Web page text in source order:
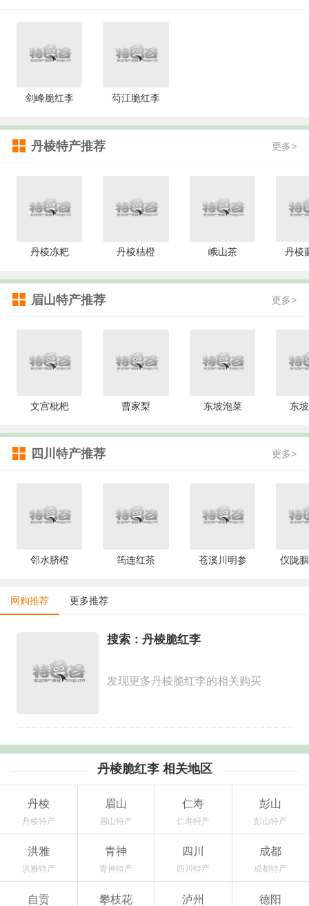
剑峰脆红李 芶江脆红李
丹棱特产推荐 更多>
丹棱冻粑 丹棱桔橙 峨山茶 丹棱
眉山特产推荐 更多>
文宫枇杷 曹家梨 东坡泡菜 东
四川特产推荐 更多>
邻水脐橙 筠连红茶 苍溪川明参 仪陇
网购推荐 更多推荐
搜索：丹棱脆红李
发现更多丹棱脆红李的相关购买
丹棱脆红李 相关地区
丹棱
丹棱特产
眉山
眉山特产
仁寿
仁寿特产
彭山
彭山特产
洪雅
洪雅特产
青神
青神特产
四川
四川特产
成都
成都特产
自贡 攀枝花 泸州 德阳